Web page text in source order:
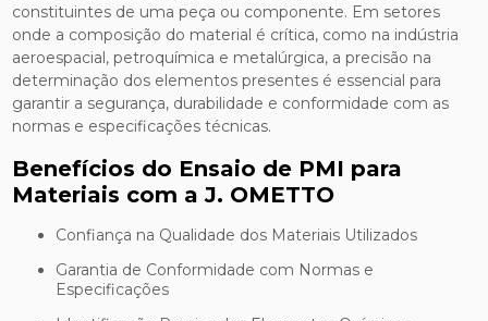
constituintes de uma peça ou componente. Em setores
onde a composição do material é crítica, como na indústria
aeroespacial, petroquímica e metalúrgica, a precisão na
determinação dos elementos presentes é essencial para
garantir a segurança, durabilidade e conformidade com as
normas e especificações técnicas.
Benefícios do Ensaio de PMI para
Materiais com a J. OMETTO
Confiança na Qualidade dos Materiais Utilizados
Garantia de Conformidade com Normas e
Especificações